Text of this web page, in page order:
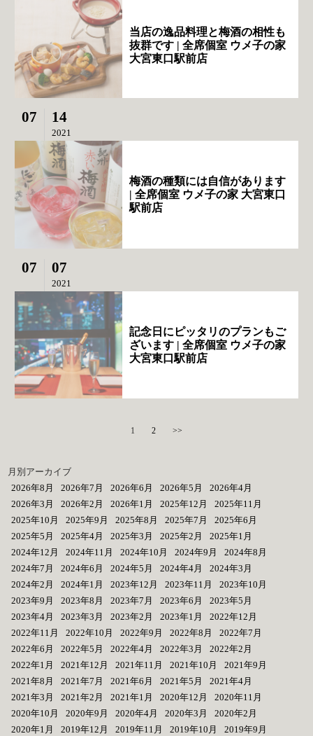
当店の逸品料理と梅酒の相性も
抜群です | 全席個室 ウメ子の家
大宮東口駅前店
07 14
2021
梅酒の種類には自信があります
| 全席個室 ウメ子の家 大宮東口
駅前店
07 07
2021
記念日にピッタリのプランもご
ざいます | 全席個室 ウメ子の家
大宮東口駅前店
1 2 >>
月別アーカイブ
2026年8月
2026年7月 2026年6月 2026年5月
2026年4月
2026年3月
2026年2月 2026年1月 2025年12月
2025年11月
2025年10月
2025年9月 2025年8月 2025年7月
2025年6月
2025年5月
2025年4月 2025年3月 2025年2月
2025年1月
2024年12月
2024年11月 2024年10月 2024年9月
2024年8月
2024年7月
2024年6月 2024年5月 2024年4月
2024年3月
2024年2月
2024年1月 2023年12月 2023年11月
2023年10月
2023年9月
2023年8月 2023年7月 2023年6月
2023年5月
2023年4月
2023年3月 2023年2月 2023年1月
2022年12月
2022年11月
2022年10月 2022年9月 2022年8月
2022年7月
2022年6月
2022年5月 2022年4月 2022年3月
2022年2月
2022年1月
2021年12月 2021年11月 2021年10月
2021年9月
2021年8月
2021年7月 2021年6月 2021年5月
2021年4月
2021年3月
2021年2月 2021年1月 2020年12月
2020年11月
2020年10月
2020年9月 2020年4月 2020年3月
2020年2月
2020年1月
2019年12月 2019年11月 2019年10月
2019年9月